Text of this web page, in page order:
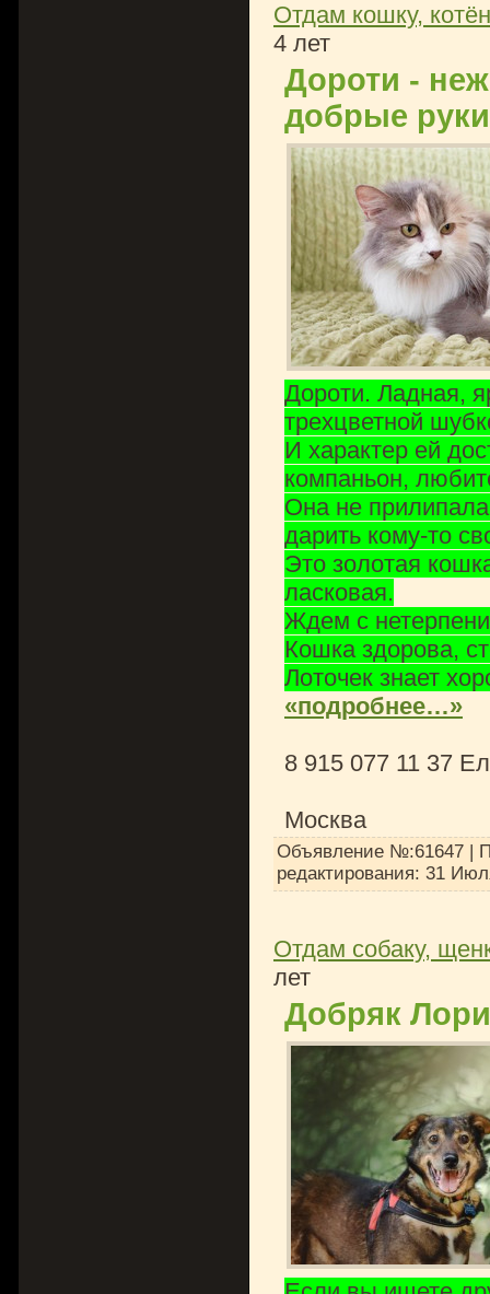
Отдам кошку,
4 лет
Дороти -
добрые
Дороти. Ладная,
трехцветной
И характер ей
компаньон,
Она не
дарить кому-то
Это золотая
ласковая.
Ждем с
Кошка здорова,
Лоточек знает
«подробнее…»
8 915 077 11 37
Москва
Объявление №:61647 |
редактирования: 31
Отдам собаку,
лет
Добряк